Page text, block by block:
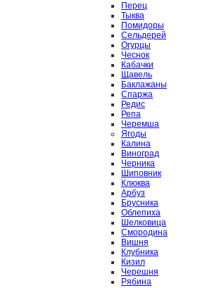
Перец
Тыква
Помидоры
Сельдерей
Огурцы
Чеснок
Кабачки
Щавель
Баклажаны
Спаржа
Редис
Репа
Черемша
Ягоды
Калина
Виноград
Черника
Шиповник
Клюква
Арбуз
Брусника
Облепиха
Шелковица
Смородина
Вишня
Клубника
Кизил
Черешня
Рябина